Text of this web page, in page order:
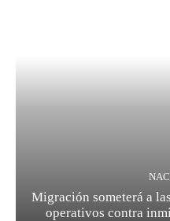
Migración someterá a
operativos contra